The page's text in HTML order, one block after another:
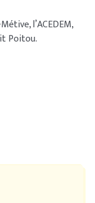
l’ACEDEM,
Poitou.